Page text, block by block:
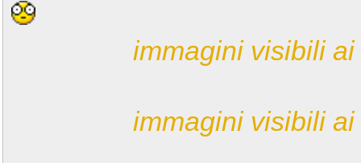
immagini visibili
immagini visibili